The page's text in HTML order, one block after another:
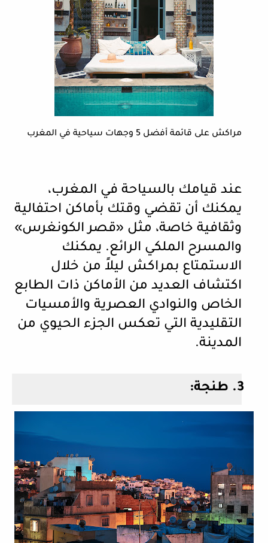
مراكش على قائمة أفضل 5 وجهات سياحية في المغرب
عند قيامك بالسياحة في المغرب،
يمكنك أن تقضي وقتك بأماكن احتفالية
وثقافية خاصة، مثل «قصر الكونغرس»
والمسرح الملكي الرائع. يمكنك
الاستمتاع بمراكش ليلاً من خلال
اكتشاف العديد من الأماكن ذات الطابع
الخاص والنوادي العصرية والأمسيات
التقليدية التي تعكس الجزء الحيوي من
المدينة.
3. طنجة: